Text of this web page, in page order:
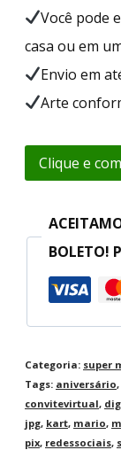
Você pode
casa ou em
Envio em
Arte
Clique e
BOLETO!
Categoria: super
Tags: aniversário,
convitevirtual,
jpg, kart, mario,
pix, redessociais,